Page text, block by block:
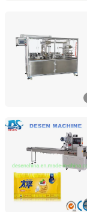
Hefei HRG
Anhui, China
Shanghai Motech
Shanghai,